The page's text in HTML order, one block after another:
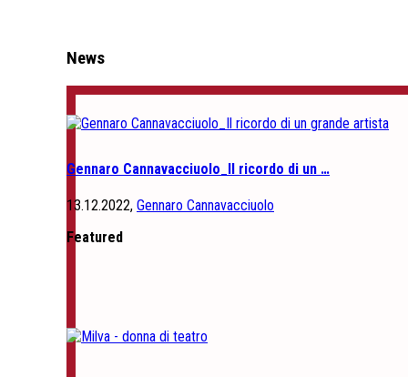
News
Gennaro Cannavacciuolo_Il ricordo di un …
13.12.2022, Gennaro Cannavacciuolo
Featured